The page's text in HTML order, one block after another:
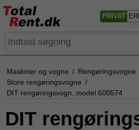
PRIVAT
Maskiner og vogne / Rengøringsvogne
Store rengøringsvogne /
DIT rengøringsvogn, model 600574
DIT